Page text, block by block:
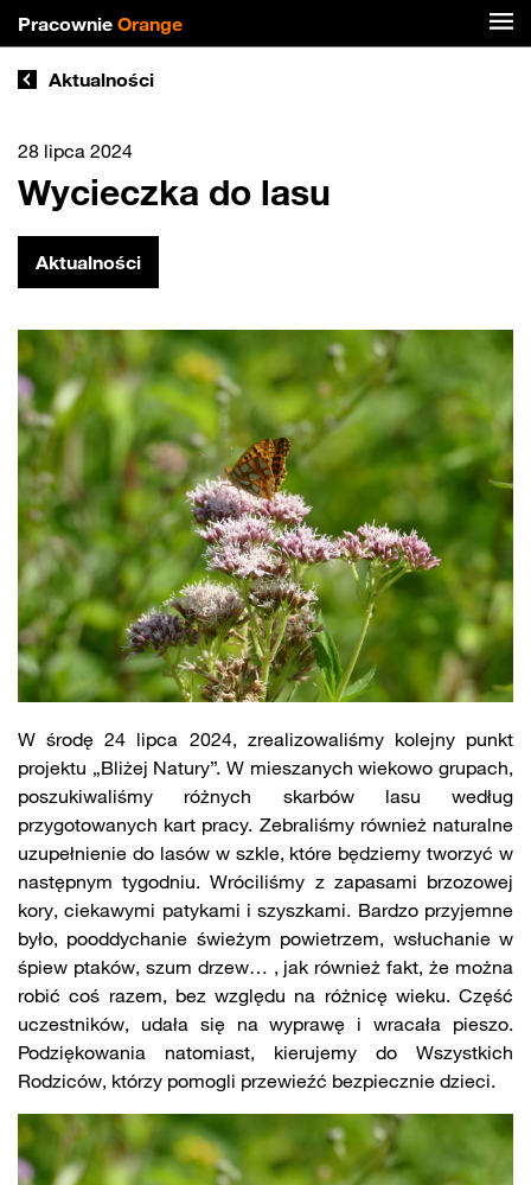
Pracownie Orange
Aktualności
28 lipca 2024
Wycieczka do lasu
Aktualności
W środę 24 lipca 2024, zrealizowaliśmy kolejny punkt
projektu „Bliżej Natury”. W mieszanych wiekowo grupach,
poszukiwaliśmy różnych skarbów lasu według
przygotowanych kart pracy. Zebraliśmy również naturalne
uzupełnienie do lasów w szkle, które będziemy tworzyć w
następnym tygodniu. Wróciliśmy z zapasami brzozowej
kory, ciekawymi patykami i szyszkami. Bardzo przyjemne
było, pooddychanie świeżym powietrzem, wsłuchanie w
śpiew ptaków, szum drzew… , jak również fakt, że można
robić coś razem, bez względu na różnicę wieku. Część
uczestników, udała się na wyprawę i wracała pieszo.
Podziękowania natomiast, kierujemy do Wszystkich
Rodziców, którzy pomogli przewieźć bezpiecznie dzieci.